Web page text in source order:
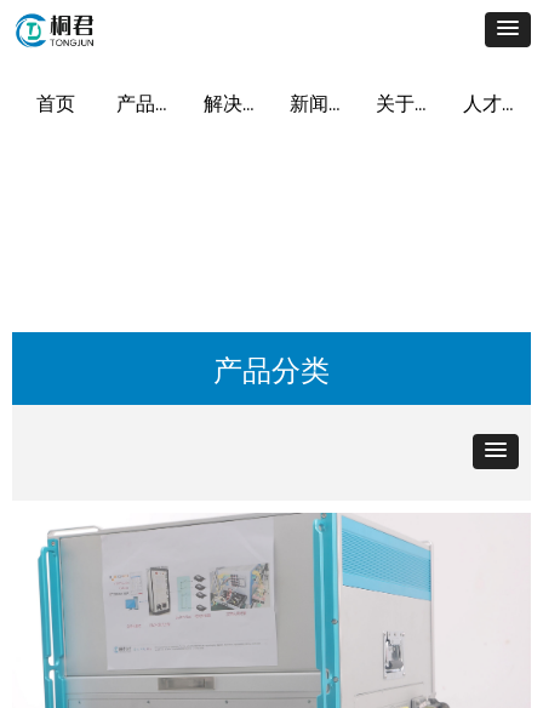
首页 产品及服务 解决方案 新闻动态 关于我们 人才招聘
产品分类